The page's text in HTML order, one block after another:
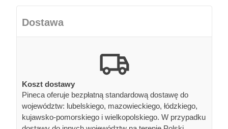
Dostawa
Koszt dostawy
Pineca oferuje bezpłatną standardową dostawę do
województw: lubelskiego, mazowieckiego, łódzkiego,
kujawsko-pomorskiego i wielkopolskiego. W przypadku